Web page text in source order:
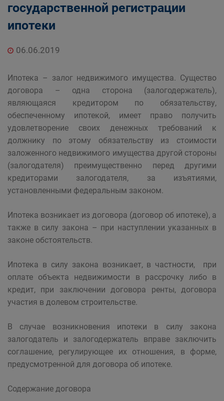
государственной регистрации
ипотеки
06.06.2019
Ипотека – залог недвижимого имущества. Существо
договора – одна сторона (залогодержатель),
являющаяся кредитором по обязательству,
обеспеченному ипотекой, имеет право получить
удовлетворение своих денежных требований к
должнику по этому обязательству из стоимости
заложенного недвижимого имущества другой стороны
(залогодателя) преимущественно перед другими
кредиторами залогодателя, за изъятиями,
установленными федеральным законом.
Ипотека возникает из договора (договор об ипотеке), а
также в силу закона – при наступлении указанных в
законе обстоятельств.
Ипотека в силу закона возникает, в частности, при
оплате объекта недвижимости в рассрочку либо в
кредит, при заключении договора ренты, договора
участия в долевом строительстве.
В случае возникновения ипотеки в силу закона
залогодатель и залогодержатель вправе заключить
соглашение, регулирующее их отношения, в форме,
предусмотренной для договора об ипотеке.
Содержание договора